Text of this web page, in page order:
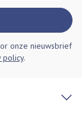
onze nieuwsbrief
policy.